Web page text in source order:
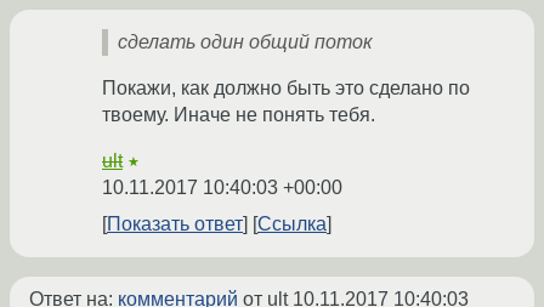
сделать один общий поток
Покажи, как должно быть это сделано по
твоему. Иначе не понять тебя.
ult ★
10.11.2017 10:40:03 +00:00
Показать ответ
Ссылка
Ответ на: комментарий от ult 10.11.2017 10:40:03